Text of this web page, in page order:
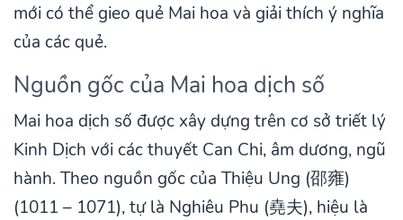
mới có thể gieo quẻ Mai hoa và giải thích ý nghĩa
của các quẻ.
Nguồn gốc của Mai hoa dịch số
Mai hoa dịch số được xây dựng trên cơ sở triết lý
Kinh Dịch với các thuyết Can Chi, âm dương, ngũ
hành. Theo nguồn gốc của Thiệu Ung (邵雍)
(1011 – 1071), tự là Nghiêu Phu (堯夫), hiệu là